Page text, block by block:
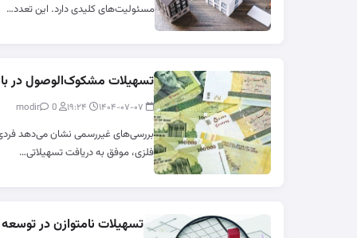
مسئولیت‌های کلیدی دارد. این تعدد…
تسهیلات مشکوک‌الوصول در
modir
0
بررسی‌های غیررسمی نشان می‌دهد
فلزی، موفق به دریافت تسهیلاتی…
تسهیلات نامتوازن در